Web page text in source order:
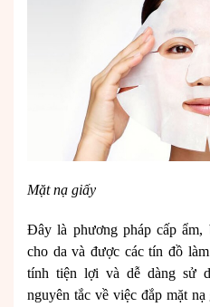
Mặt nạ giấy
Đây là phương pháp cấp ẩm,
cho da và được các tín đồ
tính tiện lợi và dễ dàng sử
nguyên tắc về việc đắp mặt